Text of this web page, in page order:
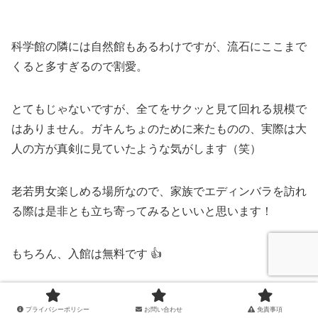
科学館の隣には自然館もあるわけですが、流石にここまで
くると多すぎるので割愛。
とてもじゃないですが、全てをサクッと見て回れる規模で
はありません。ガキんちょのために来たものの、実際は大
人の方が真剣に見ていたような気がします（笑）
老若男女楽しめる場所なので、家族でエディンバラを訪れ
る際は是非とも立ち寄ってみるといいと思います！
もちろん、入館は無料です 👍
スコットランド国立博物館
プライバシーポリシー お問い合わせ 免責事項